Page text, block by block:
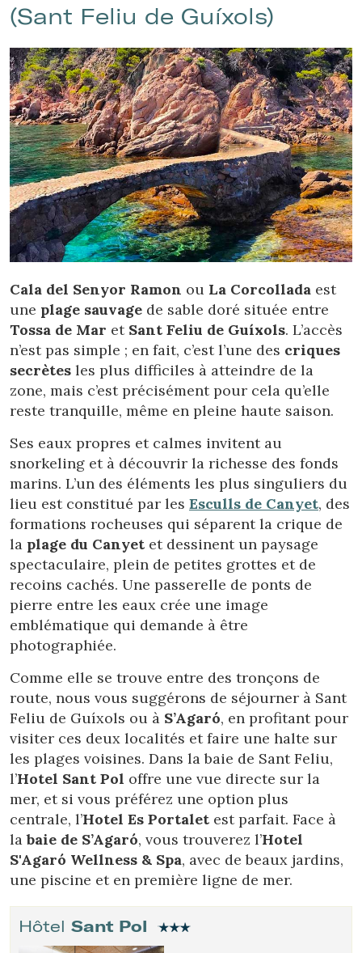
(Sant Feliu de Guíxols)
Cala del Senyor Ramon ou La Corcollada est
une plage sauvage de sable doré située entre
Tossa de Mar et Sant Feliu de Guíxols. L’accès
n’est pas simple ; en fait, c’est l’une des criques
secrètes les plus difficiles à atteindre de la
zone, mais c’est précisément pour cela qu’elle
reste tranquille, même en pleine haute saison.
Ses eaux propres et calmes invitent au
snorkeling et à découvrir la richesse des fonds
marins. L’un des éléments les plus singuliers du
lieu est constitué par les Esculls de Canyet, des
formations rocheuses qui séparent la crique de
la plage du Canyet et dessinent un paysage
spectaculaire, plein de petites grottes et de
recoins cachés. Une passerelle de ponts de
pierre entre les eaux crée une image
emblématique qui demande à être
photographiée.
Comme elle se trouve entre des tronçons de
route, nous vous suggérons de séjourner à Sant
Feliu de Guíxols ou à S’Agaró, en profitant pour
visiter ces deux localités et faire une halte sur
les plages voisines. Dans la baie de Sant Feliu,
l’Hotel Sant Pol offre une vue directe sur la
mer, et si vous préférez une option plus
centrale, l’Hotel Es Portalet est parfait. Face à
labaie de S’Agaró, vous trouverez l’Hotel
S'Agaró Wellness & Spa, avec de beaux jardins,
une piscine et en première ligne de mer.
Hôtel Sant Pol